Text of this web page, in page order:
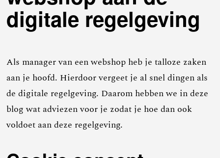
digitale regelgeving
Als manager van een webshop heb je talloze zaken
aan je hoofd. Hierdoor vergeet je al snel dingen als
de digitale regelgeving. Daarom hebben we in deze
blog wat adviezen voor je zodat je hoe dan ook
voldoet aan deze regelgeving.